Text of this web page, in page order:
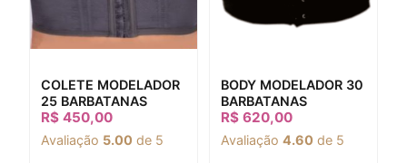
COLETE MODELADOR
25 BARBATANAS
R$ 450,00
Avaliação 5.00 de 5
BODY MODELADOR 30
BARBATANAS
R$ 620,00
Avaliação 4.60 de 5